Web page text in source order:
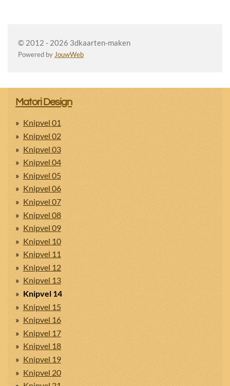
© 2012 - 2026 3dkaarten-maken
Powered by JouwWeb
Matori Design
Knipvel 01
Knipvel 02
Knipvel 03
Knipvel 04
Knipvel 05
Knipvel 06
Knipvel 07
Knipvel 08
Knipvel 09
Knipvel 10
Knipvel 11
Knipvel 12
Knipvel 13
Knipvel 14
Knipvel 15
Knipvel 16
Knipvel 17
Knipvel 18
Knipvel 19
Knipvel 20